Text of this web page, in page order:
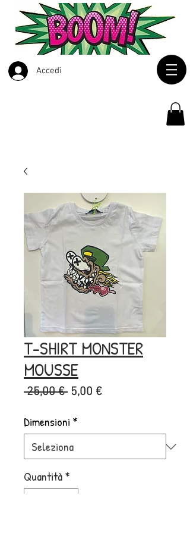
Accedi
T-SHIRT MONSTER
MOUSSE
25,00 € Prezzo
5,00 €Prezzo
Dimensioni *
Quantità*